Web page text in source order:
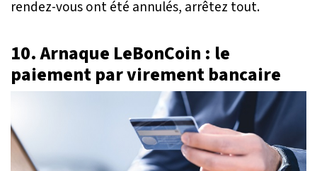
rendez-vous ont été annulés, arrêtez tout.
10. Arnaque LeBonCoin : le
paiement par virement bancaire